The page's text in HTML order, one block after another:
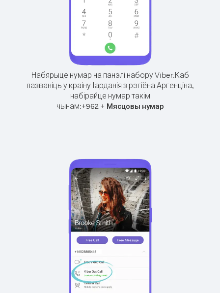
Набярыце нумар на панэлі набору Viber.Каб
пазваніць у краіну Іарданія з рэгіёна Аргенціна,
набірайце нумар такім
чынам:+962+ Мясцовы нумар